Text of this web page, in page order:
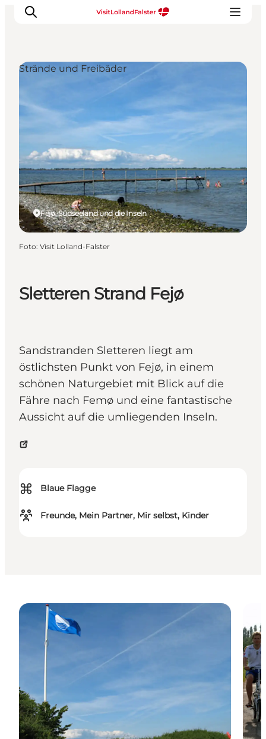
Natur und Outdoor
Familienurlaub
Kultur
Gastronomie
Urlaubsplaner
Sletteren Strand Fejø
Sandstranden Sletteren liegt am
östlichsten Punkt von Fejø, in einem
schönen Naturgebiet mit Blick auf die
Fähre nach Femø und eine fantastische
Aussicht auf die umliegenden Inseln.
⌘ Blaue Flagge
Freunde, Mein Partner, Mir selbst, Kinder
Fejø, Südseeland und die Inseln
Strände und Freibäder
Foto: Visit Lolland-Falster